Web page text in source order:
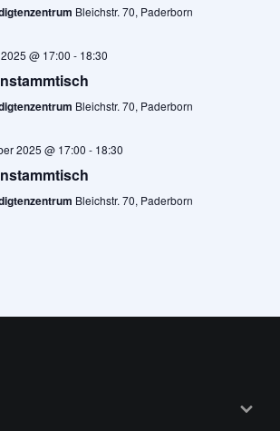
Bleichstr. 70, Paderborn
@ 17:00 - 18:30
Bleichstr. 70, Paderborn
2025 @ 17:00 - 18:30
Bleichstr. 70, Paderborn